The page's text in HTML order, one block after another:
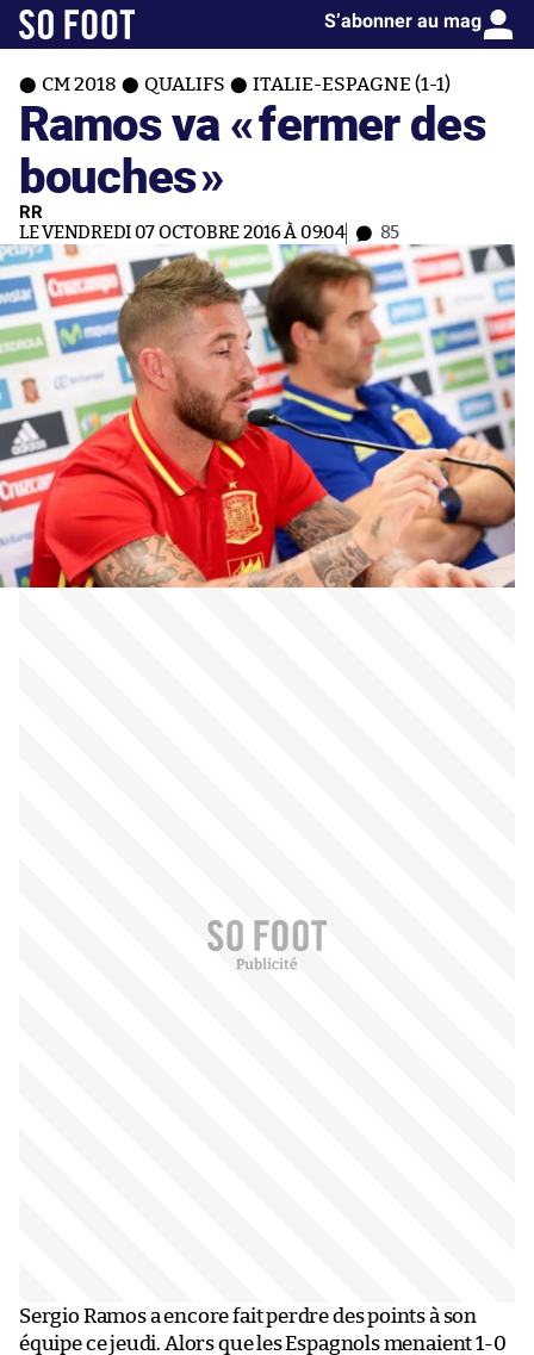
S’abonner au mag
CM 2018 QUALIFS ITALIE-ESPAGNE (1-1)
Ramos va «fermer des
bouches»
RR
LE VENDREDI 07 OCTOBRE 2016 À 09:04 85
Sergio Ramos a encore fait perdre des points à son
équipe ce jeudi. Alors que les Espagnols menaient 1-0